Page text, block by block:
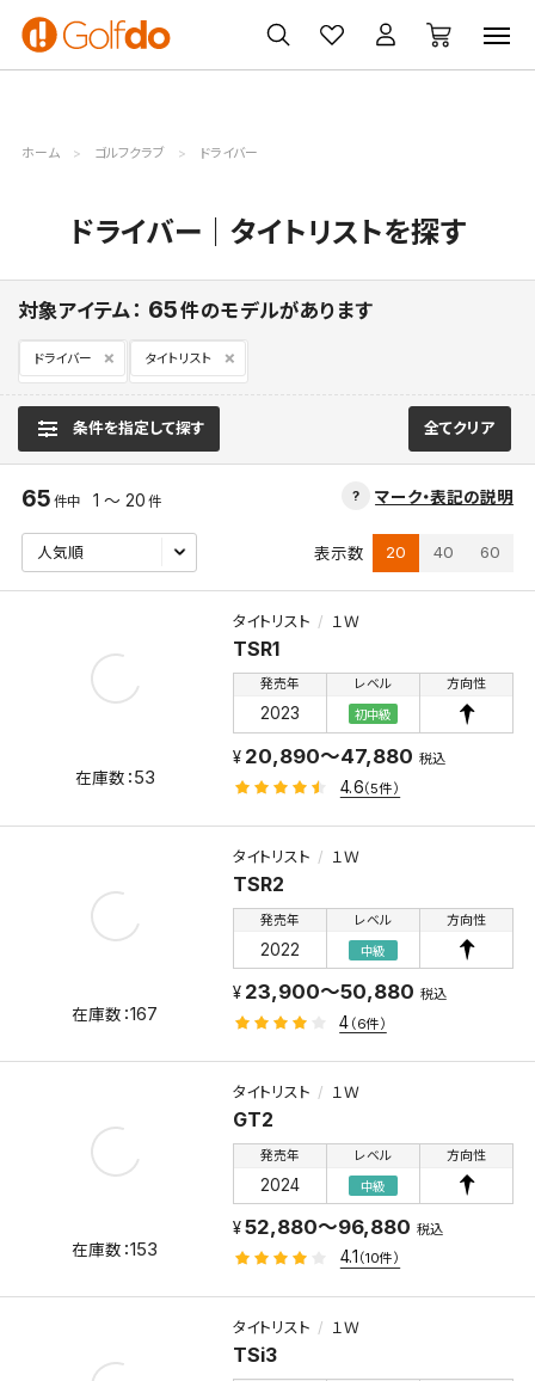
ゴルフ
クラブ
ゴルフ用品
買取
無料査定
クーポン
一覧
ホーム ゴルフクラブ ドライバー
ドライバー｜タイトリストを探す
対象アイテム： 65件のモデルがあります
ドライバー タイトリスト
条件を指定して探す 全てクリア
マーク・表記の説明
65 件中 1 ～ 20 件
表示数 20 40 60
タイトリスト １Ｗ
TSR1
発売年
2023
レベル
初中級
方向性
53
20,890～47,880 税込
4.6（5件）
タイトリスト １Ｗ
TSR2
発売年
2022
レベル
中級
方向性
167
23,900～50,880 税込
4 （6件）
タイトリスト １Ｗ
GT2
発売年
2024
レベル
中級
方向性
153
52,880～96,880 税込
4.1 （10件）
タイトリスト １Ｗ
TSi3